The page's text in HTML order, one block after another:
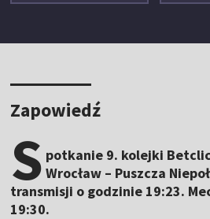
Zapowiedź
S potkanie 9. kolejki
Wrocław – Puszcza
transmisji o godzinie 19:23.
19:30.